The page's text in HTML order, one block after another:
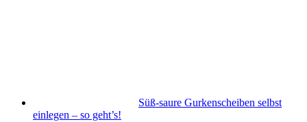
Süß-saure Gurkenscheiben selbst
einlegen – so geht’s!